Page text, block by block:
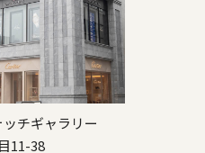
チギャラリー
11-38